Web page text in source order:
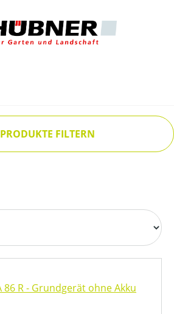
PRODUKTE FILTERN